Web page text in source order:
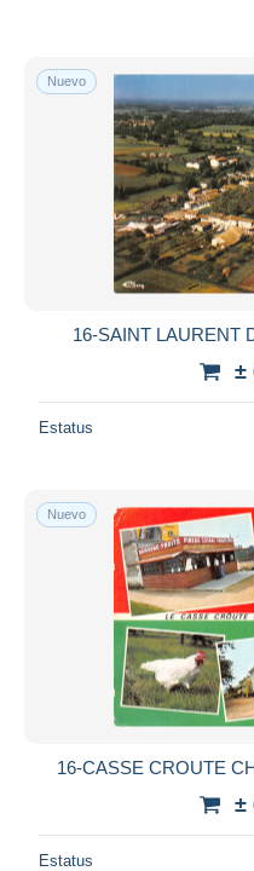
Nuevo
16-SAINT LAURENT
±
Estatus
Nuevo
16-CASSE CROUTE
±
Estatus